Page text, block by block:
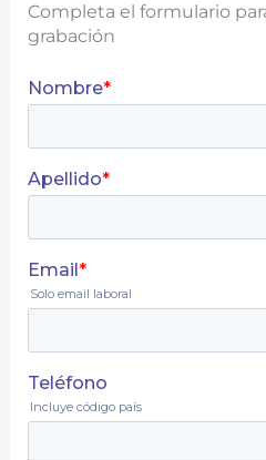
Completa el formulario
grabación